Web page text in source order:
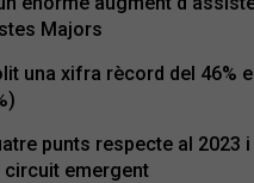
Majors
una xifra rècord del 46%
punts respecte al 2023
circuit emergent